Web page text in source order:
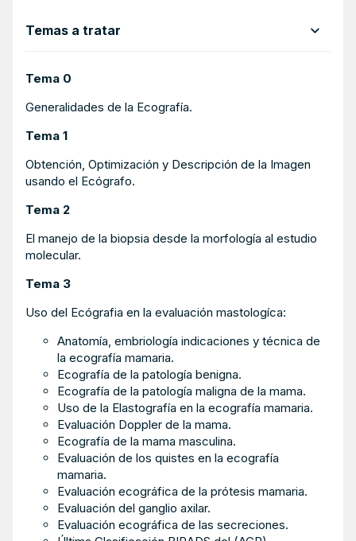
Temas a tratar
Tema 0
Generalidades de la Ecografía.
Tema 1
Obtención, Optimización y Descripción de la Imagen
usando el Ecógrafo.
Tema 2
El manejo de la biopsia desde la morfología al estudio
molecular.
Tema 3
Uso del Ecógrafia en la evaluación mastologíca:
Anatomía, embriología indicaciones y técnica de
la ecografía mamaria.
Ecografía de la patología benigna.
Ecografía de la patología maligna de la mama.
Uso de la Elastografía en la ecografía mamaria.
Evaluación Doppler de la mama.
Ecografía de la mama masculina.
Evaluación de los quistes en la ecografía
mamaria.
Evaluación ecográfica de la prótesis mamaria.
Evaluación del ganglio axilar.
Evaluación ecográfica de las secreciones.